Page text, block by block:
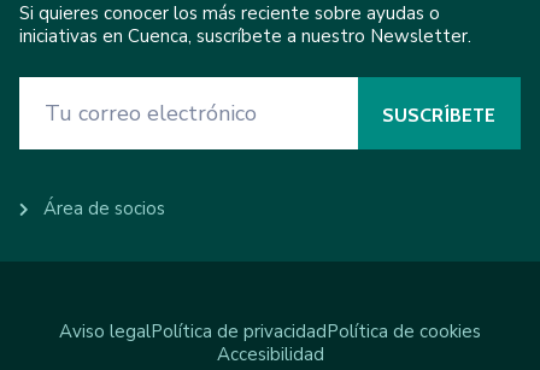
Si quieres conocer los más reciente sobre ayudas o
iniciativas en Cuenca, suscríbete a nuestro Newsletter.
Área de socios
Aviso legalPolítica de privacidadPolítica de cookies
Accesibilidad